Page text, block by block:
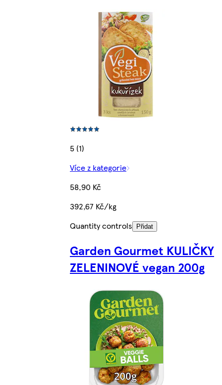
5 (1)
Více z kategorie
58,90 Kč
392,67 Kč/kg
Quantity controls
Přidat
Garden Gourmet KULIČKY
ZELENINOVÉ vegan 200g